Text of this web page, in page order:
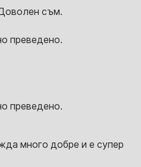
съм.
преведено.
преведено.
много добре и е супер